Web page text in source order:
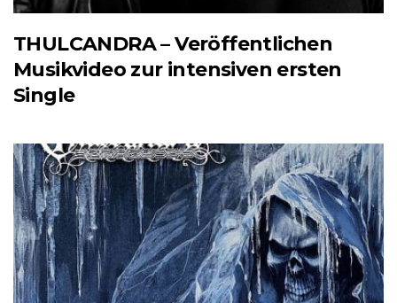
THULCANDRA – Veröffentlichen
Musikvideo zur intensiven ersten
Single